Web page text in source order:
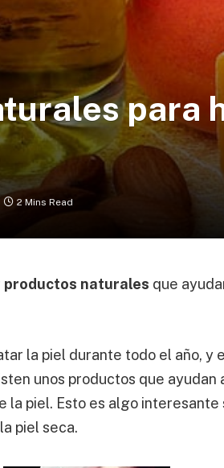
para
2 Mins Read
productos naturales que
la piel durante todo el año, y
unos productos que ayudan
la piel. Esto es algo interesante
piel seca.